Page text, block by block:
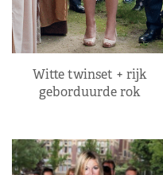
Witte twinset + rijk
geborduurde rok